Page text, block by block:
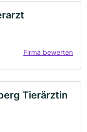
Firma bewerten
Tierärztin